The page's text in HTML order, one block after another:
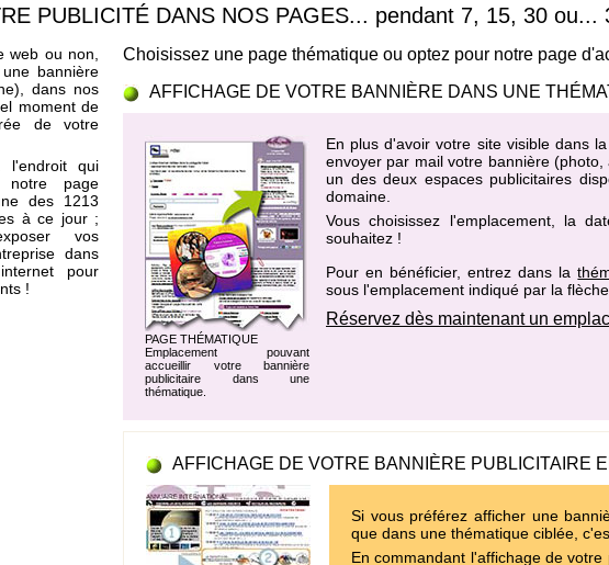
PUBLICITÉ DANS NOS PAGES... pendant 7, 15, 30 ou...
web ou non,
bannière
dans nos
moment de
de votre
l'endroit qui
notre page
des 1213
à ce jour ;
vos
dans
pour
!
Choisissez une page thématique ou optez pour notre page
AFFICHAGE DE VOTRE BANNIÈRE DANS UNE
PAGE THÉMATIQUE
Emplacement pouvant
accueillir votre bannière
publicitaire dans une
thématique.
En plus d'avoir votre site visible dans
envoyer par mail votre bannière
un desdeux espaces publicitaires
domaine
Vous choisissez l'emplacement, la
souhaitez !
Pour en bénéficier, entrez dans la
sous l'emplacement indiqué par la flèche
Réservez dès maintenant un
AFFICHAGE DE VOTRE BANNIÈRE PUBLICITAIRE
Si vous préférez afficher une
que dans une thématique ciblée,
En commandant l'affichage de